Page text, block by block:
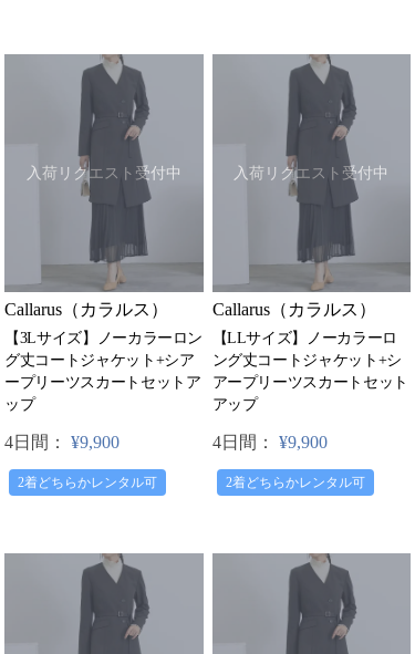
入荷リクエスト受付中
Callarus（カラルス）
【3Lサイズ】ノーカラーロン
グ丈コートジャケット+シア
ープリーツスカートセットア
ップ
4日間： ¥9,900
2着どちらかレンタル可
入荷リクエスト受付中
Callarus（カラルス）
【LLサイズ】ノーカラーロ
ング丈コートジャケット+シ
アープリーツスカートセット
アップ
4日間： ¥9,900
2着どちらかレンタル可